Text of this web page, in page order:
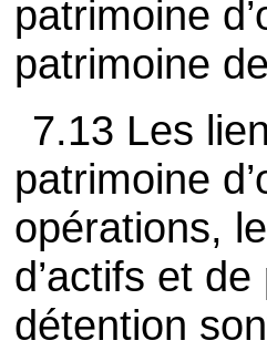
patrimoine
patrimoine
7.13 Les
patrimoine
opérations,
d’actifs et
détention